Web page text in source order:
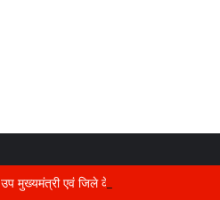
उप मुख्यमंत्री एवं जिले के प्रभारी मंत्री अरुण साव